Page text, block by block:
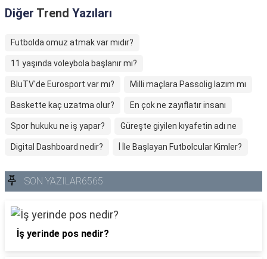
Diğer Trend Yazıları
Futbolda omuz atmak var mıdır?
11 yaşında voleybola başlanır mı?
BluTV'de Eurosport var mı? Milli maçlara Passolig lazım mı
Baskette kaç uzatma olur? En çok ne zayıflatır insanı
Spor hukuku ne iş yapar? Güreşte giyilen kıyafetin adı ne
Digital Dashboard nedir? İ İle Başlayan Futbolcular Kimler?
SON YAZILAR6565
İş yerinde pos nedir?